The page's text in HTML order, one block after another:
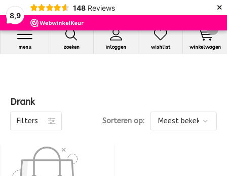
8,9
148 Reviews ×
zoeken inloggen
menu wishlist winkelwagen
Drank
Filters Sorteren op: